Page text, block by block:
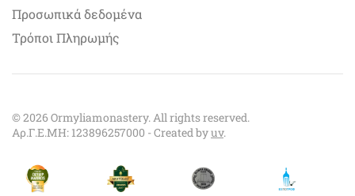
Προσωπικά δεδομένα
Τρόποι Πληρωμής
©2026Ormyliamonastery. All rights reserved.
Αρ.Γ.Ε.ΜΗ: 123896257000 - Created byuv.